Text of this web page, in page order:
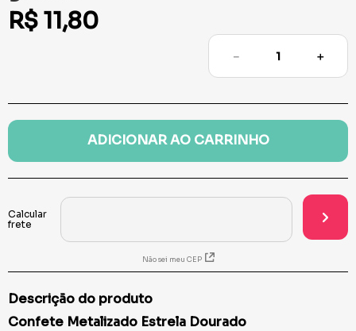
R$ 11,80
＋
－
ADICIONAR AO CARRINHO
Não sei meu CEP
Descrição do produto
Confete Metalizado Estrela Dourado